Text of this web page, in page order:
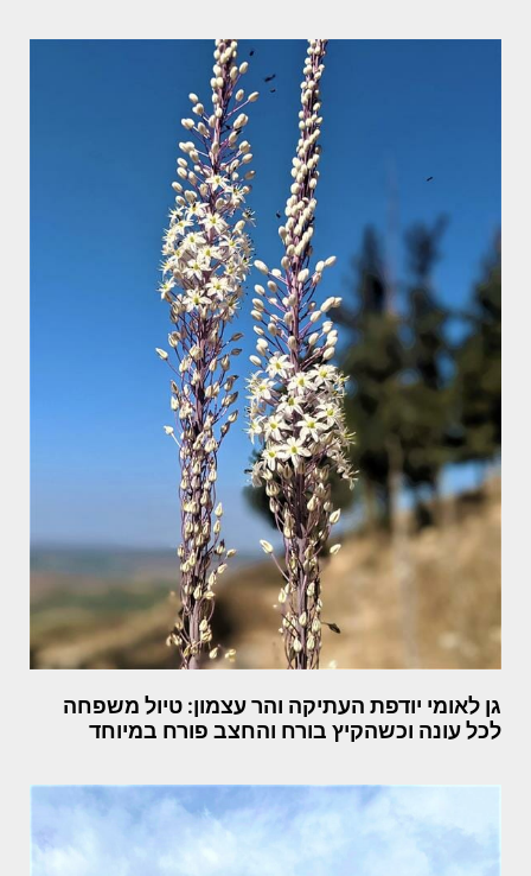
גן לאומי יודפת העתיקה והר עצמון: טיול משפחה
לכל עונה וכשהקיץ בורח והחצב פורח במיוחד